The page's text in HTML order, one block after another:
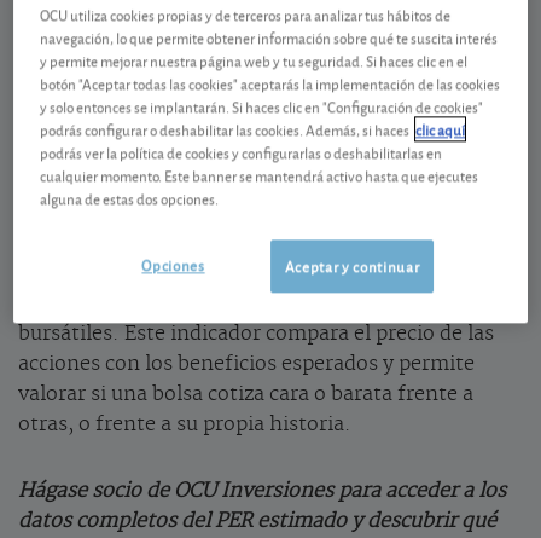
El PER muestra que la bolsa mundial sigue cara
frente a su media histórica, aunque España, Europa
y varios emergentes presentan valoraciones más
moderadas que Wall Street.
El PER, un indicador útil para valorar las
La ratio PER sigue siendo una de las referencias más
bursátiles. Este indicador compara el precio de las
acciones con los beneficios esperados y permite
valorar si una bolsa cotiza cara o barata frente a
otras, o frente a su propia historia.
Hágase socio de OCU Inversiones para acceder a los
datos completos del PER estimado y descubrir qué
OCU utiliza cookies propias y de terceros para analizar tus hábitos de
navegación, lo que permite obtener información sobre qué te suscita interés
y permite mejorar nuestra página web y tu seguridad. Si haces clic en el
botón "Aceptar todas las cookies" aceptarás la implementación de las cookies
y solo entonces se implantarán. Si haces clic en "Configuración de cookies"
podrás configurar o deshabilitar las cookies. Además, si haces clic aquí
podrás ver la política de cookies y configurarlas o deshabilitarlas en
cualquier momento. Este banner se mantendrá activo hasta que ejecutes
alguna de estas dos opciones.
Aceptar y continuar
Opciones